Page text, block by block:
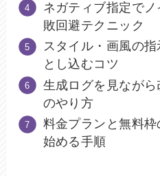
ネガティブ指定で
敗回避テクニック
スタイル・画風の
とし込むコツ
生成ログを見なが
のやり方
料金プランと無料
始める手順